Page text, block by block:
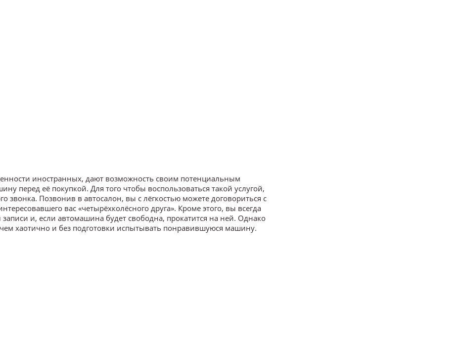
иностранных, дают возможность своим потенциальным
перед её покупкой. Для того чтобы воспользоваться такой услугой,
звонка. Позвонив в автосалон, вы с лёгкостью можете договориться с
вас «четырёхколёсного друга». Кроме этого, вы всегда
и, если автомашина будет свободна, прокатится на ней. Однако
хаотично и без подготовки испытывать понравившуюся машину.